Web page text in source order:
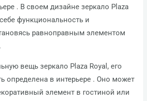
. В своем дизайне зеркало Plaza
функциональность и
равноправным элементом
вещь зеркало Plaza Royal, его
определена в интерьере . Оно может
элемент в гостиной или